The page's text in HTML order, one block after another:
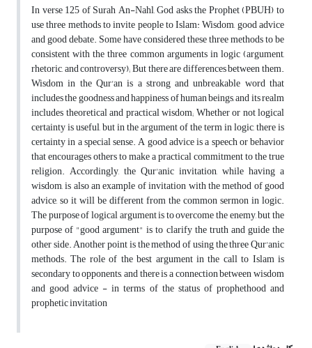
In verse 125 of Surah An-Nahl, God asks the Prophet (PBUH) to
use three methods to invite people to Islam: Wisdom, good advice
and good debate. Some have considered these three methods to be
consistent with the three common arguments in logic (argument,
rhetoric, and controversy); But there are differences between them.
Wisdom in the Qur'an is a strong and unbreakable word that
includes the goodness and happiness of human beings, and its realm
includes theoretical and practical wisdom; Whether or not logical
certainty is useful, but in the argument of the term in logic, there is
certainty in a special sense. A good advice is a speech or behavior
that encourages others to make a practical commitment to the true
religion. Accordingly, the Qur'anic invitation, while having a
wisdom, is also an example of invitation with the method of good
advice, so it will be different from the common sermon in logic.
The purpose of logical argument is to overcome the enemy, but the
purpose of "good argument" is to clarify the truth and guide the
other side. Another point is the method of using the three Qur'anic
methods. The role of the best argument in the call to Islam is
secondary to opponents, and there is a connection between wisdom
and good advice - in terms of the status of prophethood and
prophetic invitation